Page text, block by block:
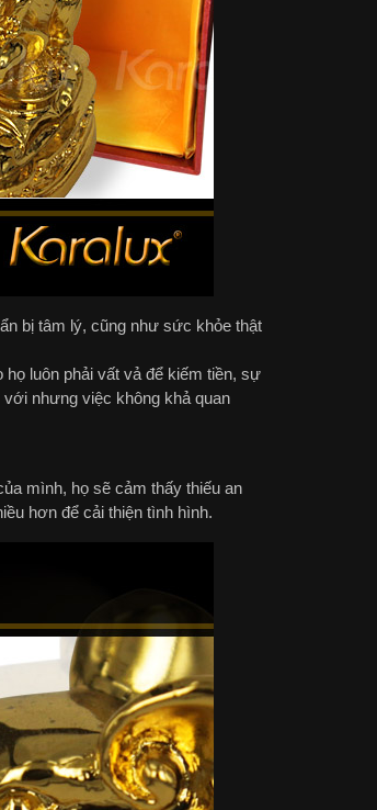
bị tâm lý, cũng như sức khỏe thật
luôn phải vất vả để kiếm tiền, sự
nhưng việc không khả quan
mình, họ sẽ cảm thấy thiếu an
hơn để cải thiện tình hình.